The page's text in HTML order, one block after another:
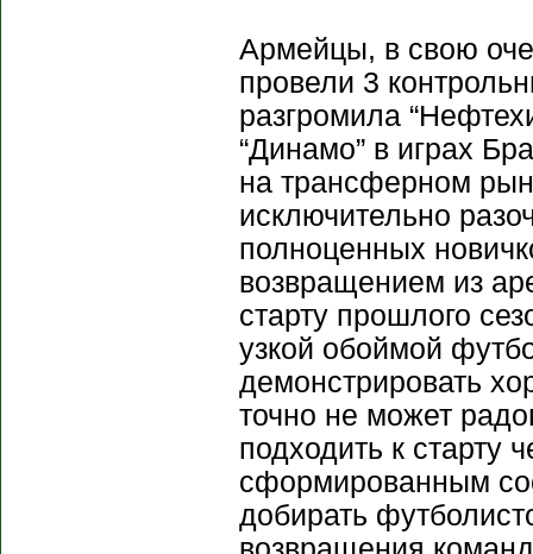
Армейцы, в свою
провели 3
разгромила
“Динамо” в играх
на трансферном
исключительно
полноценных
возвращением из
старту прошлого
узкой обоймой
демонстрировать
точно не может
подходить к старту
сформированным
добирать